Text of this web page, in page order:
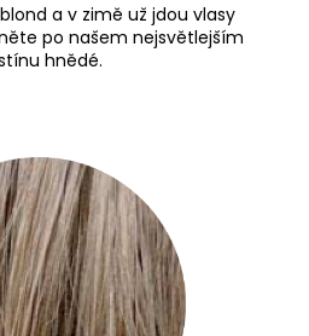
a v zimě už jdou vlasy
po našem nejsvětlejším
hnědé.